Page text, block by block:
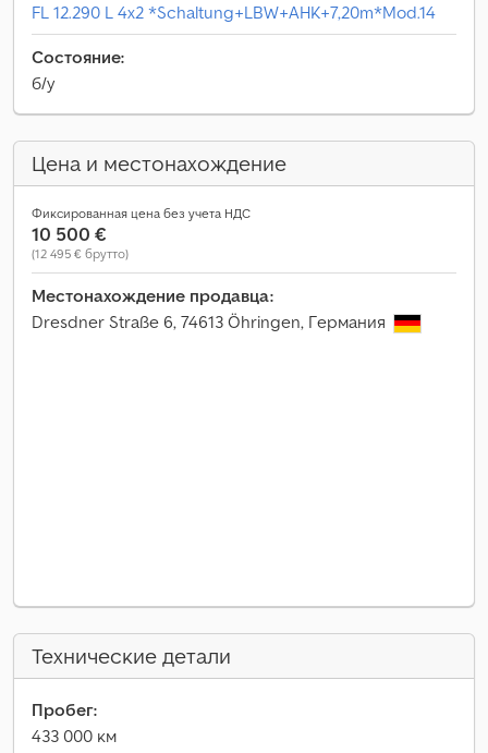
FL 12.290 L 4x2 *Schaltung+LBW+AHK+7,20m*Mod.14
Состояние:
б/у
Цена и местонахождение
Фиксированная цена без учета НДС
10 500 €
(12 495 € брутто)
Местонахождение продавца:
Dresdner Straße 6, 74613 Öhringen, Германия
Технические детали
Пробег:
433 000 км